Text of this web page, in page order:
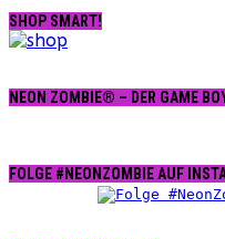
SHOP SMART!
NEON ZOMBIE® – DER GAME
FOLGE #NEONZOMBIE AUF